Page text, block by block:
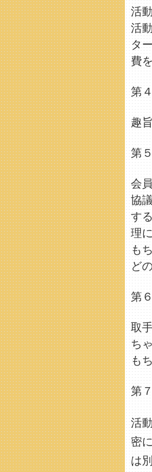
活
活
タ
費
第
趣
第
会
協
す
理
も
ど
第
取
ち
も
第
活
密
は